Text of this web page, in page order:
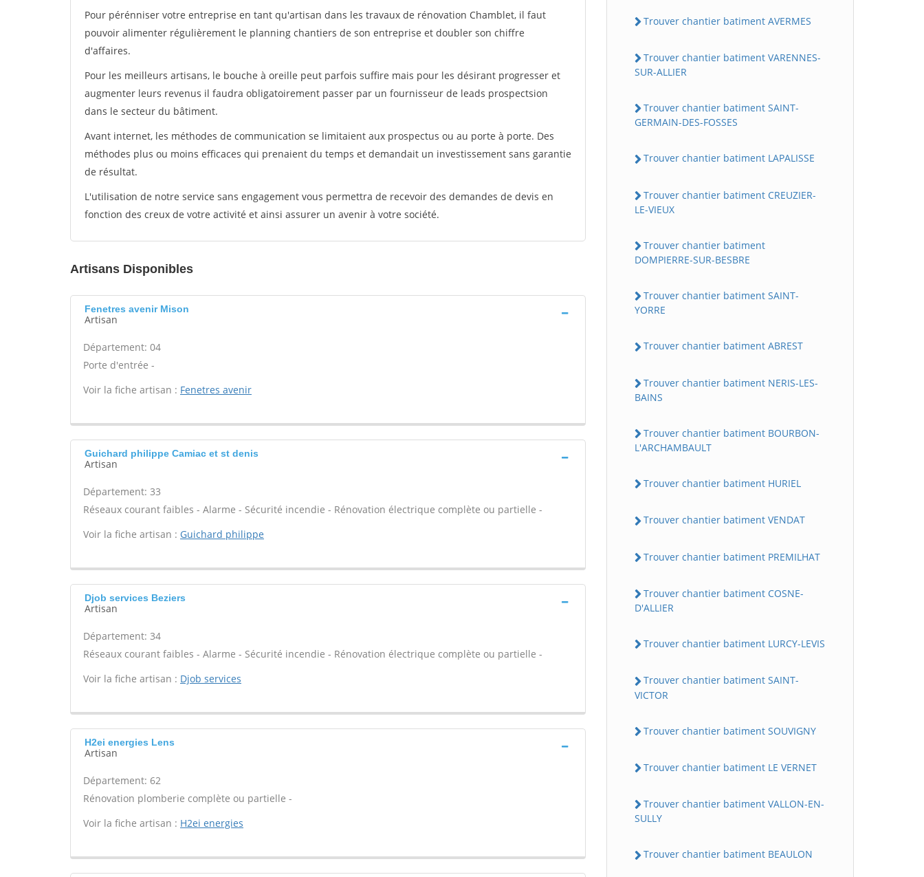
Pour pérénniser votre entreprise en tant qu'artisan dans les travaux de rénovation Chamblet, il faut
pouvoir alimenter régulièrement le planning chantiers de son entreprise et doubler son chiffre
d'affaires.
Pour les meilleurs artisans, le bouche à oreille peut parfois suffire mais pour les désirant progresser et
augmenter leurs revenus il faudra obligatoirement passer par un fournisseur de leads prospectsion
dans le secteur du bâtiment.
Avant internet, les méthodes de communication se limitaient aux prospectus ou au porte à porte. Des
méthodes plus ou moins efficaces qui prenaient du temps et demandait un investissement sans garantie
de résultat.
L'utilisation de notre service sans engagement vous permettra de recevoir des demandes de devis en
fonction des creux de votre activité et ainsi assurer un avenir à votre société.
Artisans Disponibles
Fenetres avenir Mison
Artisan
Département: 04
Porte d'entrée -
Voir la fiche artisan : Fenetres avenir
Guichard philippe Camiac et st denis
Artisan
Département: 33
Réseaux courant faibles - Alarme - Sécurité incendie - Rénovation électrique complète ou partielle -
Voir la fiche artisan : Guichard philippe
Djob services Beziers
Artisan
Département: 34
Réseaux courant faibles - Alarme - Sécurité incendie - Rénovation électrique complète ou partielle -
Voir la fiche artisan : Djob services
H2ei energies Lens
Artisan
Département: 62
Rénovation plomberie complète ou partielle -
Voir la fiche artisan : H2ei energies
Trouver chantier batiment AVERMES
Trouver chantier batiment VARENNES-
SUR-ALLIER
Trouver chantier batiment SAINT-
GERMAIN-DES-FOSSES
Trouver chantier batiment LAPALISSE
Trouver chantier batiment CREUZIER-
LE-VIEUX
Trouver chantier batiment
DOMPIERRE-SUR-BESBRE
Trouver chantier batiment SAINT-
YORRE
Trouver chantier batiment ABREST
Trouver chantier batiment NERIS-LES-
BAINS
Trouver chantier batiment BOURBON-
L'ARCHAMBAULT
Trouver chantier batiment HURIEL
Trouver chantier batiment VENDAT
Trouver chantier batiment PREMILHAT
Trouver chantier batiment COSNE-
D'ALLIER
Trouver chantier batiment LURCY-LEVIS
Trouver chantier batiment SAINT-
VICTOR
Trouver chantier batiment SOUVIGNY
Trouver chantier batiment LE VERNET
Trouver chantier batiment VALLON-EN-
SULLY
Trouver chantier batiment BEAULON